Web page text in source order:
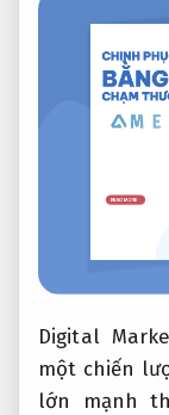
Digital
một chiến
lớn mạnh